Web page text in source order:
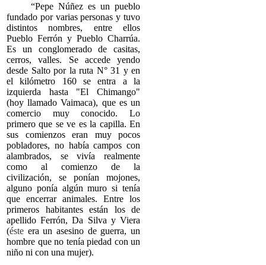
“Pepe Núñez es un pueblo
fundado por varias personas y tuvo
distintos nombres, entre ellos
Pueblo Ferrón y Pueblo Charrúa.
Es un conglomerado de casitas,
cerros, valles. Se accede yendo
desde Salto por la ruta N° 31 y en
el kilómetro 160 se entra a la
izquierda hasta "El Chimango"
(hoy llamado Vaimaca), que es un
comercio muy conocido. Lo
primero que se ve es la capilla. En
sus comienzos eran muy pocos
pobladores, no había campos con
alambrados, se vivía realmente
como al comienzo de la
civilización, se ponían mojones,
alguno ponía algún muro si tenía
que encerrar animales. Entre los
primeros habitantes están los de
apellido Ferrón, Da Silva y Viera
(éste era un asesino de guerra, un
hombre que no tenía piedad con un
niño ni con una mujer).